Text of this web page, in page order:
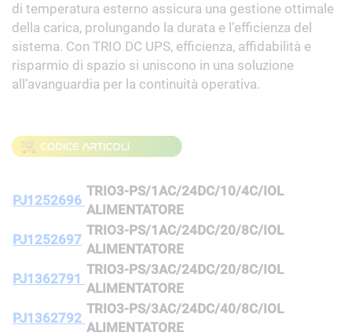
di temperatura esterno assicura una gestione ottimale
della carica, prolungando la durata e l’efficienza del
sistema. Con TRIO DC UPS, efficienza, affidabilità e
risparmio di spazio si uniscono in una soluzione
all’avanguardia per la continuità operativa.
PJ1252696
TRIO3-PS/1AC/24DC/10/4C/IOL
ALIMENTATORE
PJ1252697
TRIO3-PS/1AC/24DC/20/8C/IOL
ALIMENTATORE
PJ1362791
TRIO3-PS/3AC/24DC/20/8C/IOL
ALIMENTATORE
PJ1362792
TRIO3-PS/3AC/24DC/40/8C/IOL
ALIMENTATORE